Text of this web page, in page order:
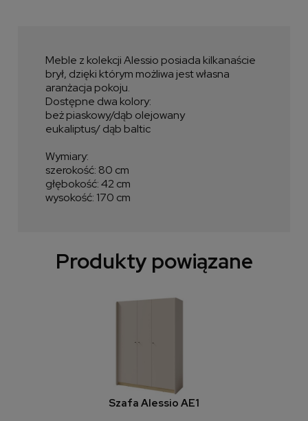
Meble z kolekcji Alessio posiada kilkanaście
brył, dzięki którym możliwa jest własna
aranżacja pokoju.
Dostępne dwa kolory:
beż piaskowy/dąb olejowany
eukaliptus/ dąb baltic
Wymiary:
szerokość: 80 cm
głębokość: 42 cm
wysokość: 170 cm
Produkty powiązane
Szafa Alessio AE1